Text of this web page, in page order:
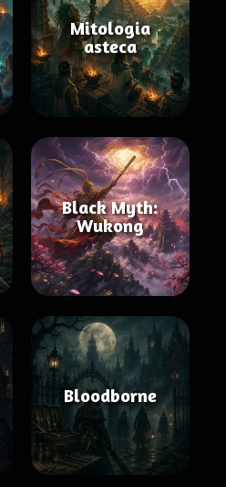
Mitologia
asteca
Black Myth:
Wukong
Bloodborne